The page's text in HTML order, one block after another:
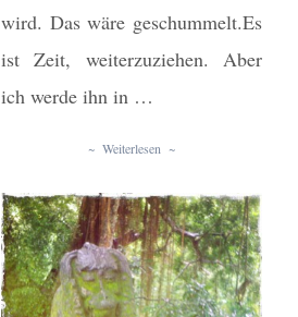
wird. Das wäre geschummelt.Es
ist Zeit, weiterzuziehen. Aber
ich werde ihn in …
~ Weiterlesen ~